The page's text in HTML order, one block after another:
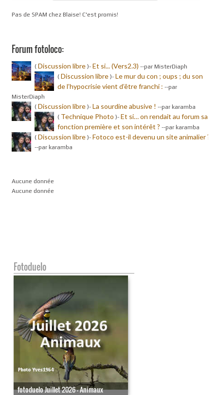
Pas de SPAM chez Blaise! C'est promis!
Forum fotoloco:
( Discussion libre )- Et si... (Vers2.3) --par MisterDiaph
( Discussion libre )- Le mur du con ; oups ; du son
de l’hypocrisie vient d’être franchi : --par
MisterDiaph
( Discussion libre )- La sourdine abusive ! --par karamba
( Technique Photo )- Et si… on rendait au forum sa
fonction première et son intérêt ? --par karamba
( Discussion libre )- Fotoco est-il devenu un site animalier ?
--par karamba
Aucune donnée
Aucune donnée
Fotoduelo
fotoduelo Juillet 2026 - Animaux